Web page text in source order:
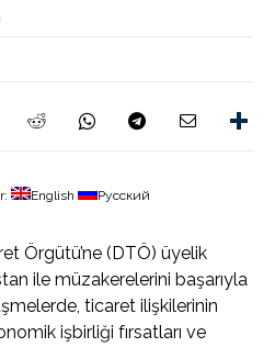
English Русский
Örgütü’ne (DTÖ) üyelik
ile müzakerelerini başarıyla
ticaret ilişkilerinin
işbirliği fırsatları ve